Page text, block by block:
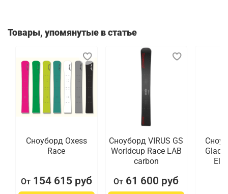
Товары, упомянутые в статье
Сноуборд Oxess
Race
От154 615 руб
Сноуборд VIRUS GS
Worldcup Race LAB
carbon
От 61 600 руб